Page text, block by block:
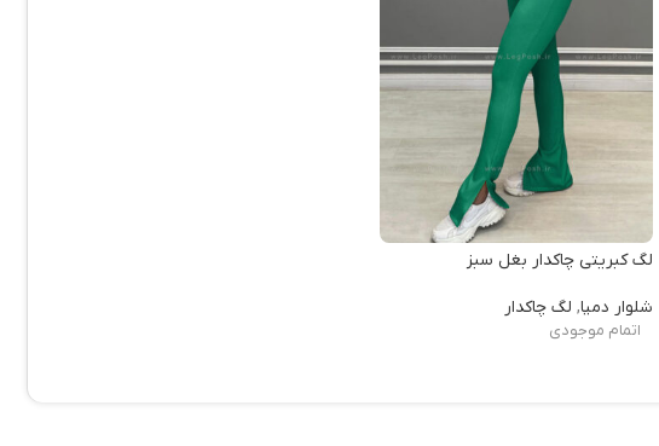
لگ کبریتی چاکدار بغل سبز
شلوار دمپا, لگ چاکدار
اتمام موجودی